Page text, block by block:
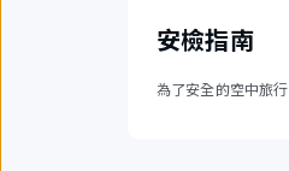
安檢指南
為了安全的空中旅行